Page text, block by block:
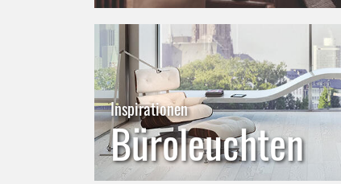
Inspirationen
Büroleuchten